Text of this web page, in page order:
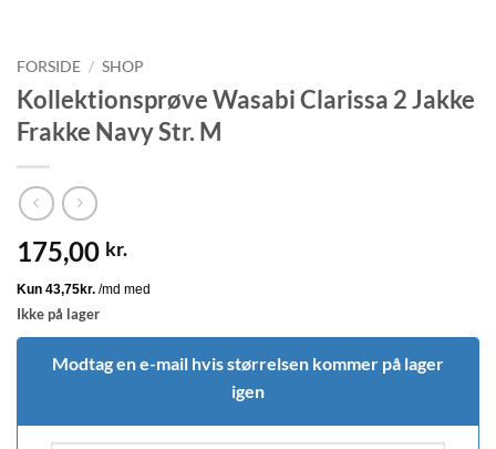
FORSIDE / SHOP
Kollektionsprøve Wasabi Clarissa 2 Jakke
Frakke Navy Str. M
175,00 kr.
Ikke på lager
Modtag en e-mail hvis størrelsen kommer på lager
igen